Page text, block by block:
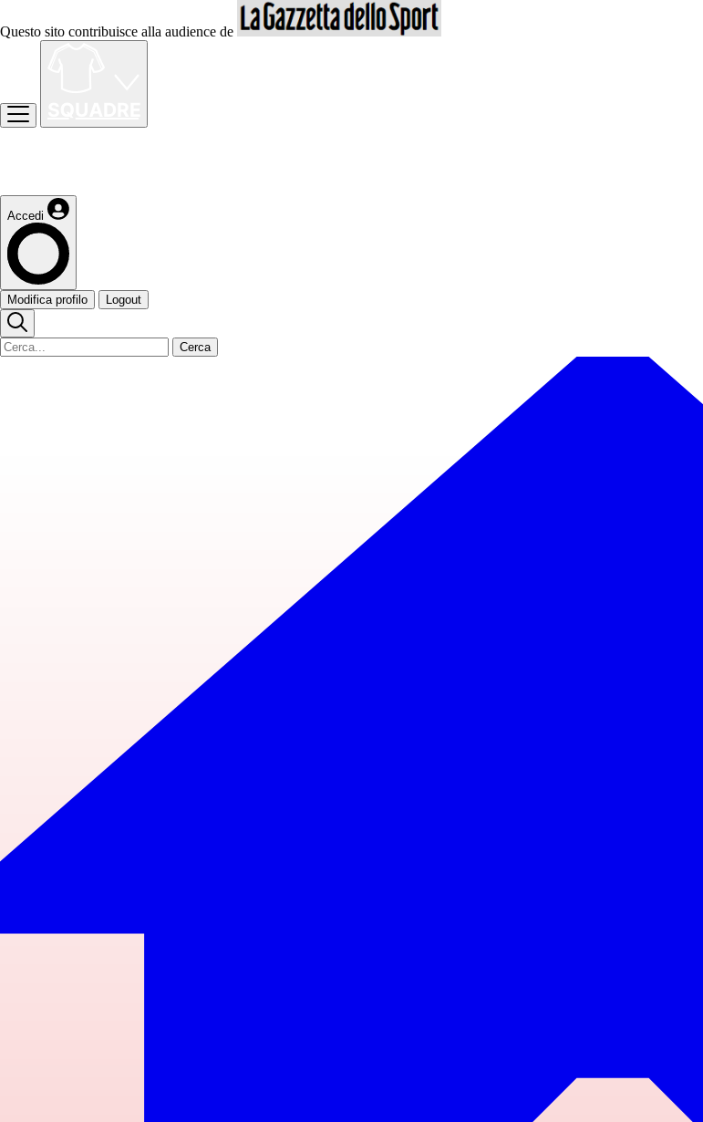
Questo sito contribuisce alla audience de
Accedi
Modifica profilo Logout
Cerca